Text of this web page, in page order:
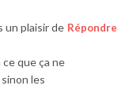
Répondre
un plaisir de
que ça ne
les